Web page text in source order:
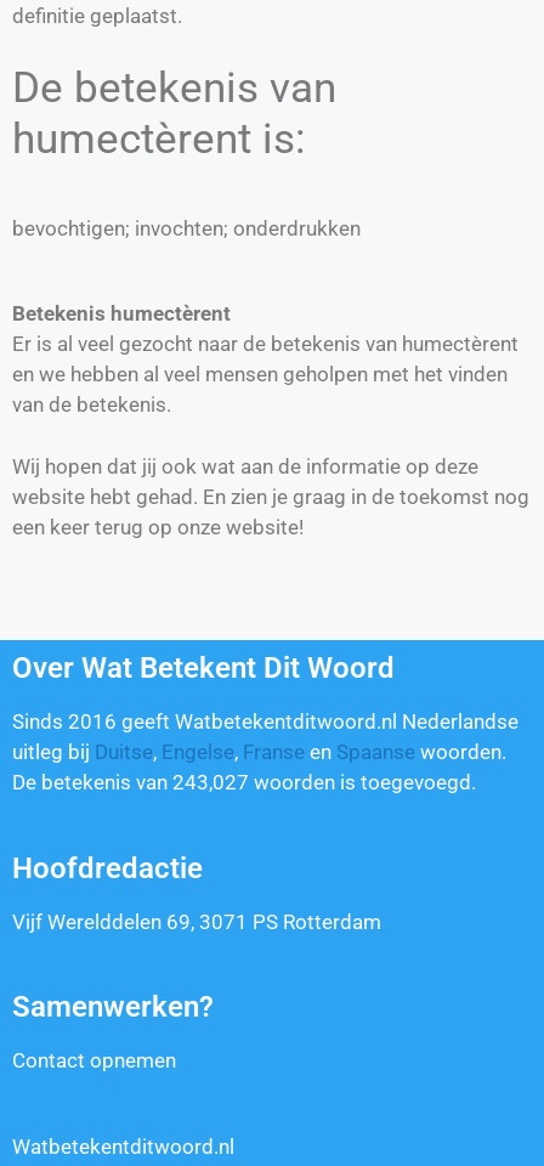
definitie geplaatst.
De betekenis van
humectèrent is:
bevochtigen; invochten; onderdrukken
Betekenis humectèrent
Er is al veel gezocht naar de betekenis van humectèrent
en we hebben al veel mensen geholpen met het vinden
van de betekenis.
Wij hopen dat jij ook wat aan de informatie op deze
website hebt gehad. En zien je graag in de toekomst nog
een keer terug op onze website!
Over Wat Betekent Dit Woord
Sinds 2016 geeft Watbetekentditwoord.nl Nederlandse
uitleg bij Duitse, Engelse, Franse en Spaanse woorden.
De betekenis van 243,027 woorden is toegevoegd.
Hoofdredactie
Vijf Werelddelen 69, 3071 PS Rotterdam
Samenwerken?
Contact opnemen
Watbetekentditwoord.nl